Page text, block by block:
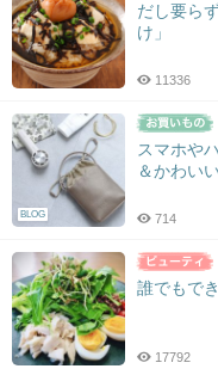
だし要ら
け」
11336
BLOG
スマホや
＆かわい
714
誰でもで
17792